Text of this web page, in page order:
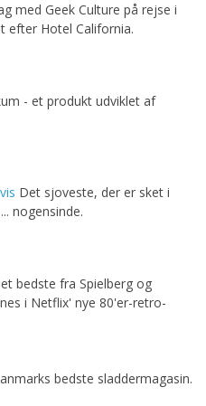
med Geek Culture på rejse i
efter Hotel California.
- et produkt udviklet af
Det sjoveste, der er sket i
nogensinde.
bedste fra Spielberg og
i Netflix' nye 80'er-retro-
bedste sladdermagasin.